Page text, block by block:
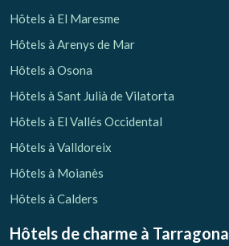
Hôtels à El Maresme
Hôtels à Arenys de Mar
Hôtels à Osona
Hôtels à Sant Julià de Vilatorta
Hôtels à El Vallés Occidental
Hôtels à Valldoreix
Hôtels à Moianès
Hôtels à Calders
Hôtels de charme à Tarragona